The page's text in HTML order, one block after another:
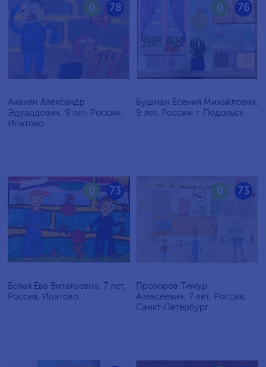
78
0
Ананян Александр
Эдуардович, 9 лет, Россия,
Ипатово
76
0
Бушман Есения Михайловна,
9 лет, Россия, г. Подольск
73
0
Белая Ева Витальевна, 7 лет,
Россия, Ипатово
73
0
Прозоров Тимур
Алексеевич, 7 лет, Россия,
Санкт-Петербург